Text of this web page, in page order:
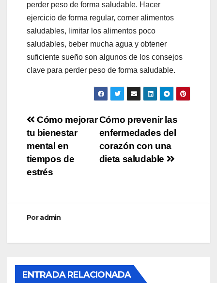
perder peso de forma saludable. Hacer
ejercicio de forma regular, comer alimentos
saludables, limitar los alimentos poco
saludables, beber mucha agua y obtener
suficiente sueño son algunos de los consejos
clave para perder peso de forma saludable.
Navegación
de
entradas
Cómo prevenir las
enfermedades del
corazón con una
dieta saludable
Cómo mejorar
tu bienestar
mental en
tiempos de
estrés
Poradmin
ENTRADA RELACIONADA